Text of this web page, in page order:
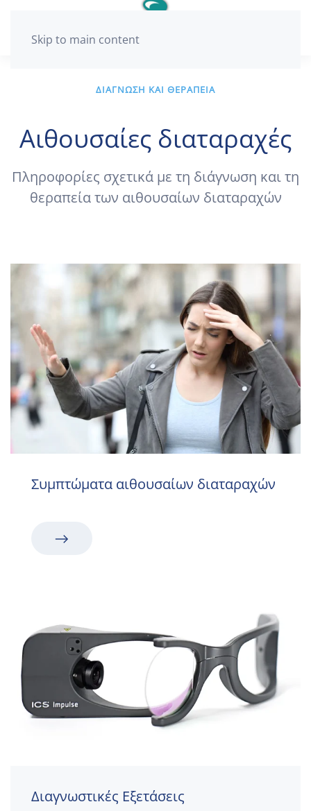
Skip to main content
ΔΙΑΓΝΩΣΗ ΚΑΙ ΘΕΡΑΠΕΙΑ
Αιθουσαίες διαταραχές
Πληροφορίες σχετικά με τη διάγνωση και τη
θεραπεία των αιθουσαίων διαταραχών
Συμπτώματα αιθουσαίων διαταραχών
Διαγνωστικές Εξετάσεις